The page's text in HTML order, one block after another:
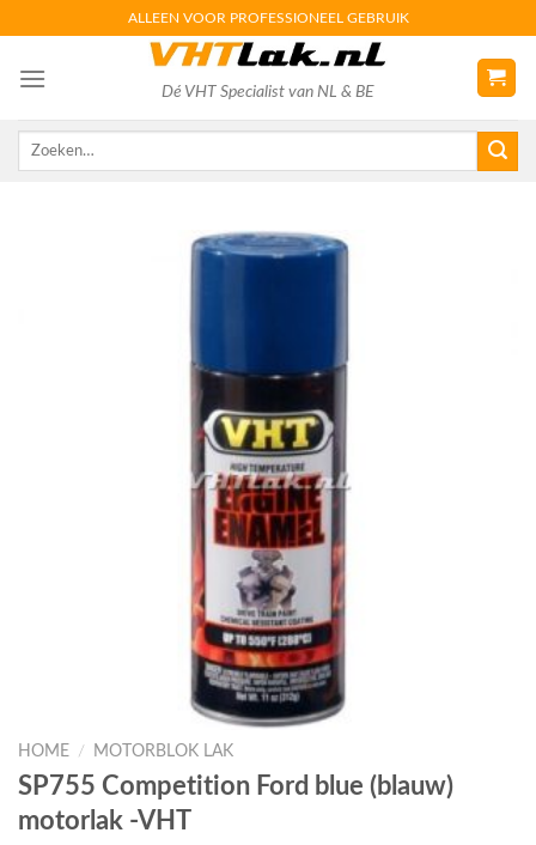
content
ALLEEN VOOR PROFESSIONEEL GEBRUIK
Dé VHT Specialist van NL & BE
Zoeken
HOME / MOTORBLOK LAK
SP755 Competition Ford blue (blauw)
motorlak -VHT